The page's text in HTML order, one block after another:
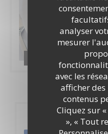
analyser
mesurer
avec les
afficher
contenus
Cliquez sur
», « Tout